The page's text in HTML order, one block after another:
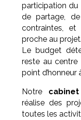
participation du
de partage,
contraintes,
proche au projet.
Le budget
reste au centre
point d’honneur
Notre
réalise des
toutes les